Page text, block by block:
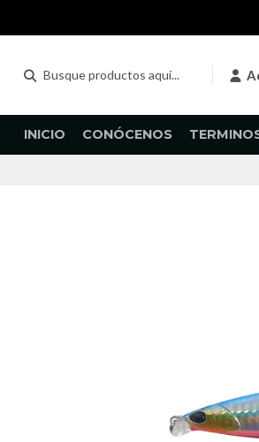
INICIO CONÓCENOS